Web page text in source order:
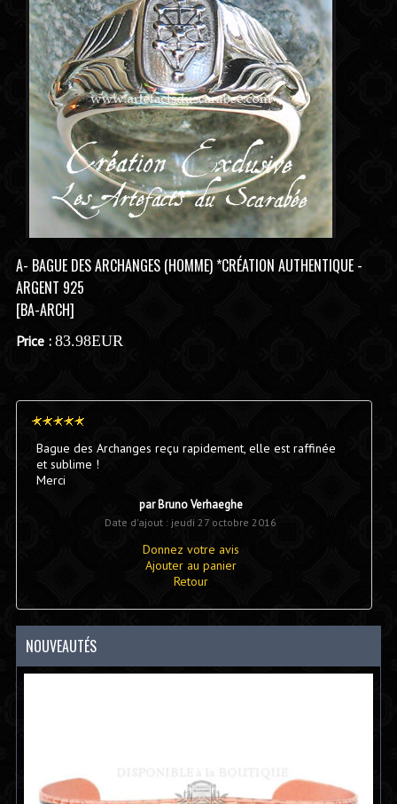
A- BAGUE DES ARCHANGES (HOMME) *CRÉATION AUTHENTIQUE -
ARGENT 925
[BA-ARCH]
Price : 83.98EUR
Bague des Archanges reçu rapidement, elle est raffinée
et sublime !
Merci
par Bruno Verhaeghe
Date d'ajout : jeudi 27 octobre 2016
Donnez votre avis
Ajouter au panier
Retour
NOUVEAUTÉS